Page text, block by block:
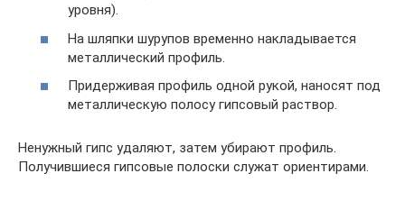
уровня).
На шляпки шурупов временно накладывается
металлический профиль.
Придерживая профиль одной рукой, наносят под
металлическую полосу гипсовый раствор.
Ненужный гипс удаляют, затем убирают профиль.
Получившиеся гипсовые полоски служат ориентирами.